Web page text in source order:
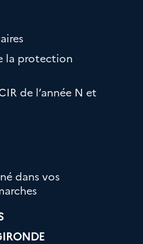
la protection
de l’année N et
dans vos